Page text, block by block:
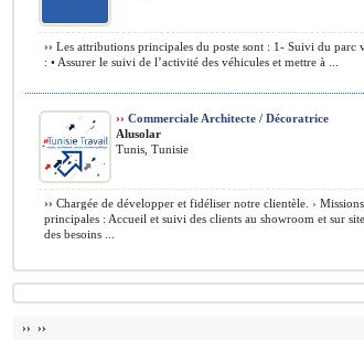
›› Les attributions principales du poste sont : 1- Suivi du parc
: • Assurer le suivi de l’activité des véhicules et mettre à ...
›› Commerciale Architecte / Décoratrice
Alusolar
Tunis, Tunisie
›› Chargée de développer et fidéliser notre clientèle. › Missions
principales : Accueil et suivi des clients au showroom et sur
des besoins ...
›› ››